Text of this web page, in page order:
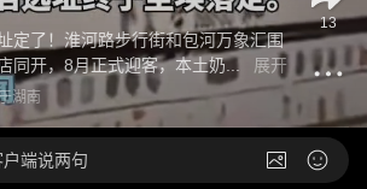
定了！淮河路步行街和包河万象汇围
同开，8月正式迎客，本土奶...
展开
湖南
13
端说两句